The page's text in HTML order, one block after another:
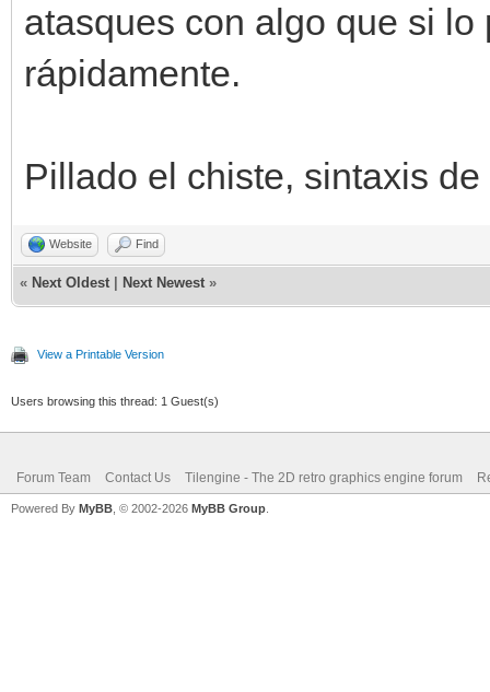
atasques con algo que si
rápidamente.
Pillado el chiste, sintaxis de
Website Find
« Next Oldest Next Newest »
View a Printable Version
Users browsing this thread: 1 Guest(s)
Forum Team Contact Us Tilengine - The 2D retro graphics engine forum
Powered By MyBB , © 2002-2026 MyBB Group